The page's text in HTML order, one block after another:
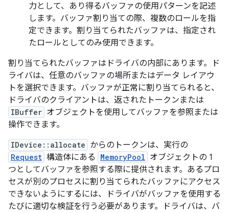
力として、あり得るバッファの使用パターンを記述
します。バッファ割り当ての際、複数のロールを指
定できます。割り当てられたバッファは、指定され
たロールとしてのみ使用できます。
割り当てられたバッファはドライバの内部にあります。ド
ライバは、任意のバッファの場所またはデータ レイアウ
トを選択できます。バッファが正常に割り当てられると、
ドライバのクライアントは、返されたトークンまたは
IBuffer オブジェクトを使用してバッファを参照または
操作できます。
IDevice::allocate からのトークンは、実行の
Request 構造体にある MemoryPool オブジェクトの 1
つとしてバッファを参照する際に提供されます。あるプロ
セスが別のプロセスに割り当てられたバッファにアクセス
できないようにするには、ドライバがバッファを使用する
たびに適切な検証を行う必要があります。ドライバは、バ